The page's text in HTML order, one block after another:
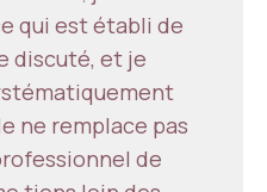
qui est établi de
discuté, et je
ne remplace pas
de